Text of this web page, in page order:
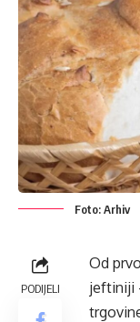
Foto: Arhiv
PODIJELI
Od
jeftiniji